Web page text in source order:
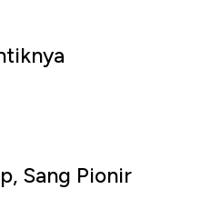
Sang Pionir